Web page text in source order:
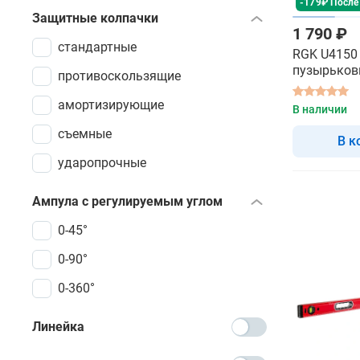
Защитные колпачки
стандартные
противоскользящие
амортизирующие
съемные
ударопрочные
Ампула с регулируемым углом
0-45°
0-90°
0-360°
Линейка
-179₽ После
1 790 ₽
RGK
В наличии
В